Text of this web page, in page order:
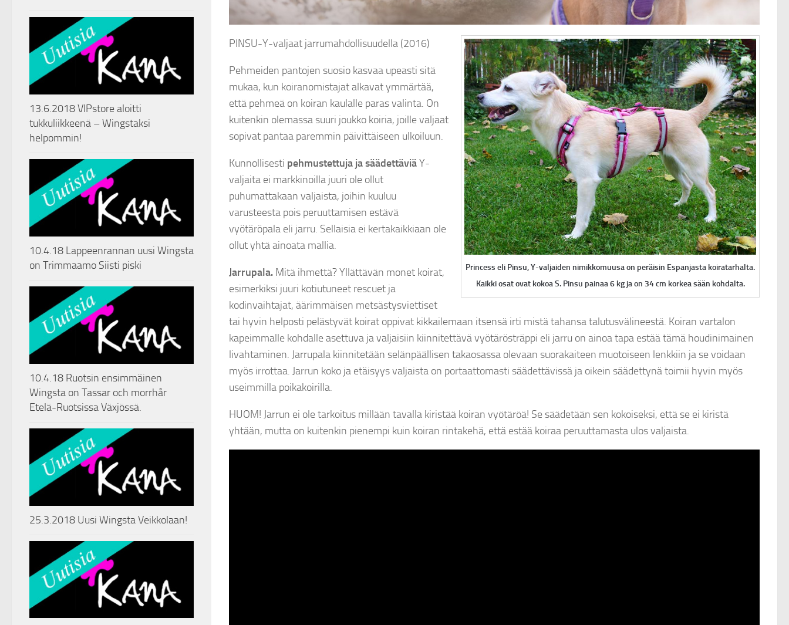
Princess eli Pinsu, Y-valjaiden nimikkomuusa on peräisin Espanjasta koiratarhalta.
Kaikki osat ovat kokoa S. Pinsu painaa 6 kg ja on 34 cm korkea sään kohdalta.
PINSU-Y-valjaat jarrumahdollisuudella (2016)
Pehmeiden pantojen suosio kasvaa upeasti sitä
mukaa, kun koiranomistajat alkavat ymmärtää,
että pehmeä on koiran kaulalle paras valinta. On
kuitenkin olemassa suuri joukko koiria, joille valjaat
sopivat pantaa paremmin päivittäiseen ulkoiluun.
Kunnollisesti pehmustettuja ja säädettäviäY-
valjaita ei markkinoilla juuri ole ollut
puhumattakaan valjaista, joihin kuuluu
varusteesta pois peruuttamisen estävä
vyötäröpala eli jarru. Sellaisia ei kertakaikkiaan ole
ollut yhtä ainoata mallia.
Jarrupala. Mitä ihmettä? Yllättävän monet koirat,
esimerkiksi juuri kotiutuneet rescuet ja
kodinvaihtajat, äärimmäisen metsästysviettiset
tai hyvin helposti pelästyvät koirat oppivat kikkailemaan itsensä irti mistä tahansa talutusvälineestä. Koiran vartalon
kapeimmalle kohdalle asettuva ja valjaisiin kiinnitettävä vyötärösträppi eli jarru on ainoa tapa estää tämä houdinimainen
livahtaminen. Jarrupala kiinnitetään selänpäällisen takaosassa olevaan suorakaiteen muotoiseen lenkkiin ja se voidaan
myös irrottaa. Jarrun koko ja etäisyys valjaista on portaattomasti säädettävissä ja oikein säädettynä toimii hyvin myös
useimmilla poikakoirilla.
HUOM! Jarrun ei ole tarkoitus millään tavalla kiristää koiran vyötäröä! Se säädetään sen kokoiseksi, että se ei kiristä
yhtään, mutta on kuitenkin pienempi kuin koiran rintakehä, että estää koiraa peruuttamasta ulos valjaista.
13.6.2018 VIPstore aloitti
tukkuliikkeenä – Wingstaksi
helpommin!
10.4.18 Lappeenrannan uusi Wingsta
on Trimmaamo Siisti piski
10.4.18 Ruotsin ensimmäinen
Wingsta on Tassar och morrhår
Etelä-Ruotsissa Växjössä.
25.3.2018 Uusi Wingsta Veikkolaan!